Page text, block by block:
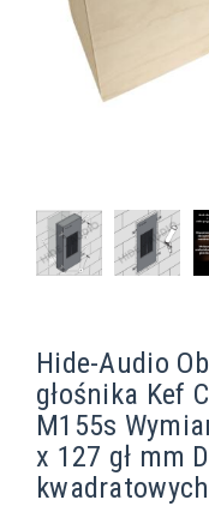
Hide-Audio
głośnika Kef
M155s
x 127 gł mm